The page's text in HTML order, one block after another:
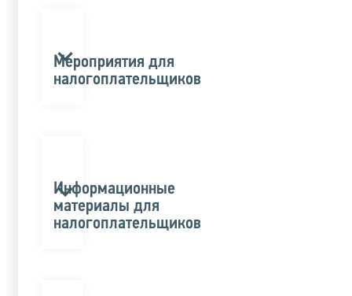
Мероприятия для
налогоплательщиков
Информационные
материалы для
налогоплательщиков